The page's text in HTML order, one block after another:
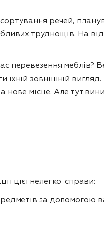
речей,
труднощів. На
меблів?
зовнішній вигляд.
місце. Але тут
цієї нелегкої справи:
за допомогою